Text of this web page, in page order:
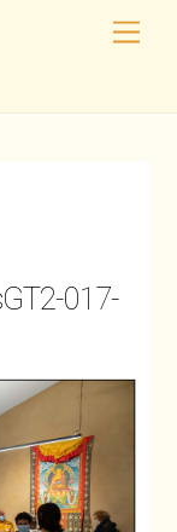
017-